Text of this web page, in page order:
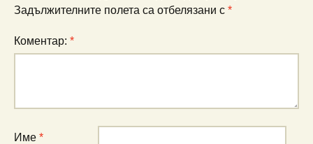
Задължителните полета са отбелязани с *
Коментар: *
Име *